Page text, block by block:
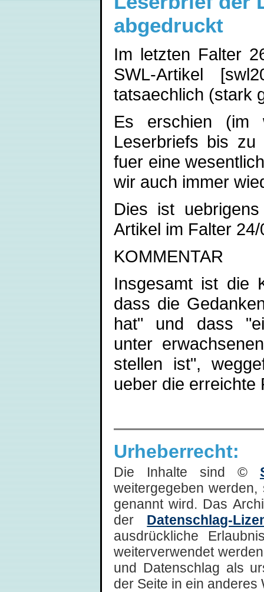
abgedruckt
Im letzten Falter
SWL-Artikel
tatsaechlich (stark
Es erschien (im
Leserbriefs bis zu
fuer eine
wir auch immer
Dies ist
Artikel im Falter
KOMMENTAR
Insgesamt ist die
dass die
hat" und dass
unter
stellen ist",
ueber die erreichte
Urheberrecht:
Die Inhalte sind ©
weitergegeben
genannt wird. Das
der Datenschlag-
ausdrückliche
weiterverwendet
und Datenschlag als
der Seite in ein